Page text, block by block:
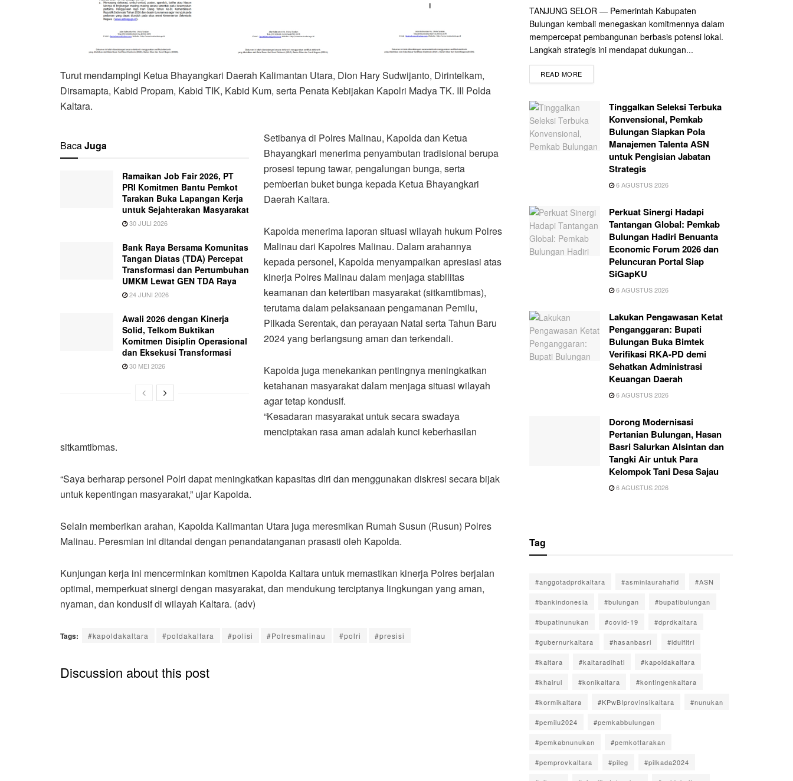
Turut mendampingi Ketua Bhayangkari Daerah Kalimantan Utara, Dion Hary Sudwijanto, Dirintelkam,
Dirsamapta, Kabid Propam, Kabid TIK, Kabid Kum, serta Penata Kebijakan Kapolri Madya TK. III Polda
Kaltara.
BacaJuga
Ramaikan Job Fair 2026, PT
PRI Komitmen Bantu Pemkot
Tarakan Buka Lapangan Kerja
untuk Sejahterakan Masyarakat
30 JULI 2026
Bank Raya Bersama Komunitas
Tangan Diatas (TDA) Percepat
Transformasi dan Pertumbuhan
UMKM Lewat GEN TDA Raya
24 JUNI 2026
Awali 2026 dengan Kinerja
Solid, Telkom Buktikan
Komitmen Disiplin Operasional
dan Eksekusi Transformasi
30 MEI 2026
Setibanya di Polres Malinau, Kapolda dan Ketua
Bhayangkari menerima penyambutan tradisional berupa
prosesi tepung tawar, pengalungan bunga, serta
pemberian buket bunga kepada Ketua Bhayangkari
Daerah Kaltara.
Kapolda menerima laporan situasi wilayah hukum Polres
Malinau dari Kapolres Malinau. Dalam arahannya
kepada personel, Kapolda menyampaikan apresiasi atas
kinerja Polres Malinau dalam menjaga stabilitas
keamanan dan ketertiban masyarakat (sitkamtibmas),
terutama dalam pelaksanaan pengamanan Pemilu,
Pilkada Serentak, dan perayaan Natal serta Tahun Baru
2024 yang berlangsung aman dan terkendali.
Kapolda juga menekankan pentingnya meningkatkan
ketahanan masyarakat dalam menjaga situasi wilayah
agar tetap kondusif.
“Kesadaran masyarakat untuk secara swadaya
menciptakan rasa aman adalah kunci keberhasilan
sitkamtibmas.
“Saya berharap personel Polri dapat meningkatkan kapasitas diri dan menggunakan diskresi secara bijak
untuk kepentingan masyarakat,” ujar Kapolda.
Selain memberikan arahan, Kapolda Kalimantan Utara juga meresmikan Rumah Susun (Rusun) Polres
Malinau. Peresmian ini ditandai dengan penandatanganan prasasti oleh Kapolda.
Kunjungan kerja ini mencerminkan komitmen Kapolda Kaltara untuk memastikan kinerja Polres berjalan
optimal, memperkuat sinergi dengan masyarakat, dan mendukung terciptanya lingkungan yang aman,
nyaman, dan kondusif di wilayah Kaltara. (adv)
Tags: #kapoldakaltara #poldakaltara #polisi #Polresmalinau #polri #presisi
Discussion about this post
TANJUNG SELOR — Pemerintah Kabupaten
Bulungan kembali menegaskan komitmennya dalam
mempercepat pembangunan berbasis potensi lokal.
Langkah strategis ini mendapat dukungan...
READ MORE
Tinggalkan Seleksi Terbuka
Konvensional, Pemkab
Bulungan Siapkan Pola
Manajemen Talenta ASN
untuk Pengisian Jabatan
Strategis
6 AGUSTUS 2026
Perkuat Sinergi Hadapi
Tantangan Global: Pemkab
Bulungan Hadiri Benuanta
Economic Forum 2026 dan
Peluncuran Portal Siap
SiGapKU
6 AGUSTUS 2026
Lakukan Pengawasan Ketat
Penganggaran: Bupati
Bulungan Buka Bimtek
Verifikasi RKA-PD demi
Sehatkan Administrasi
Keuangan Daerah
6 AGUSTUS 2026
Dorong Modernisasi
Pertanian Bulungan, Hasan
Basri Salurkan Alsintan dan
Tangki Air untuk Para
Kelompok Tani Desa Sajau
6 AGUSTUS 2026
Tag
#anggotadprdkaltara #asminlaurahafid #ASN
#bankindonesia #bulungan #bupatibulungan
#bupatinunukan #covid-19 #dprdkaltara
#gubernurkaltara #hasanbasri #idulfitri
#kaltara #kaltaradihati #kapoldakaltara
#khairul #konikaltara #kontingenkaltara
#kormikaltara #KPwBIprovinsikaltara #nunukan
#pemilu2024 #pemkabbulungan
#pemkabnunukan #pemkottarakan
#pemprovkaltara #pileg #pilkada2024